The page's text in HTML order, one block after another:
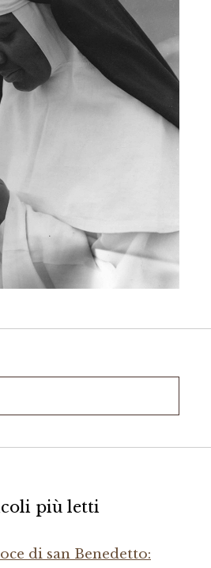
più letti
di san Benedetto: